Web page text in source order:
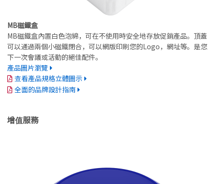
MB磁鐵盒
MB磁鐵盒內置白色泡綿，可在不使用時安全地存放促銷產品。頂蓋
可以通過兩個小磁鐵閉合，可以網版印刷您的Logo，網址等。是您
下一次會議或活動的絕佳配件。
產品圖片瀏覽
查看產品規格立體圖示
全面的品牌設計指南
增值服務